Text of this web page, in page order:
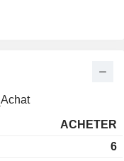
Achat
ACHETER
6